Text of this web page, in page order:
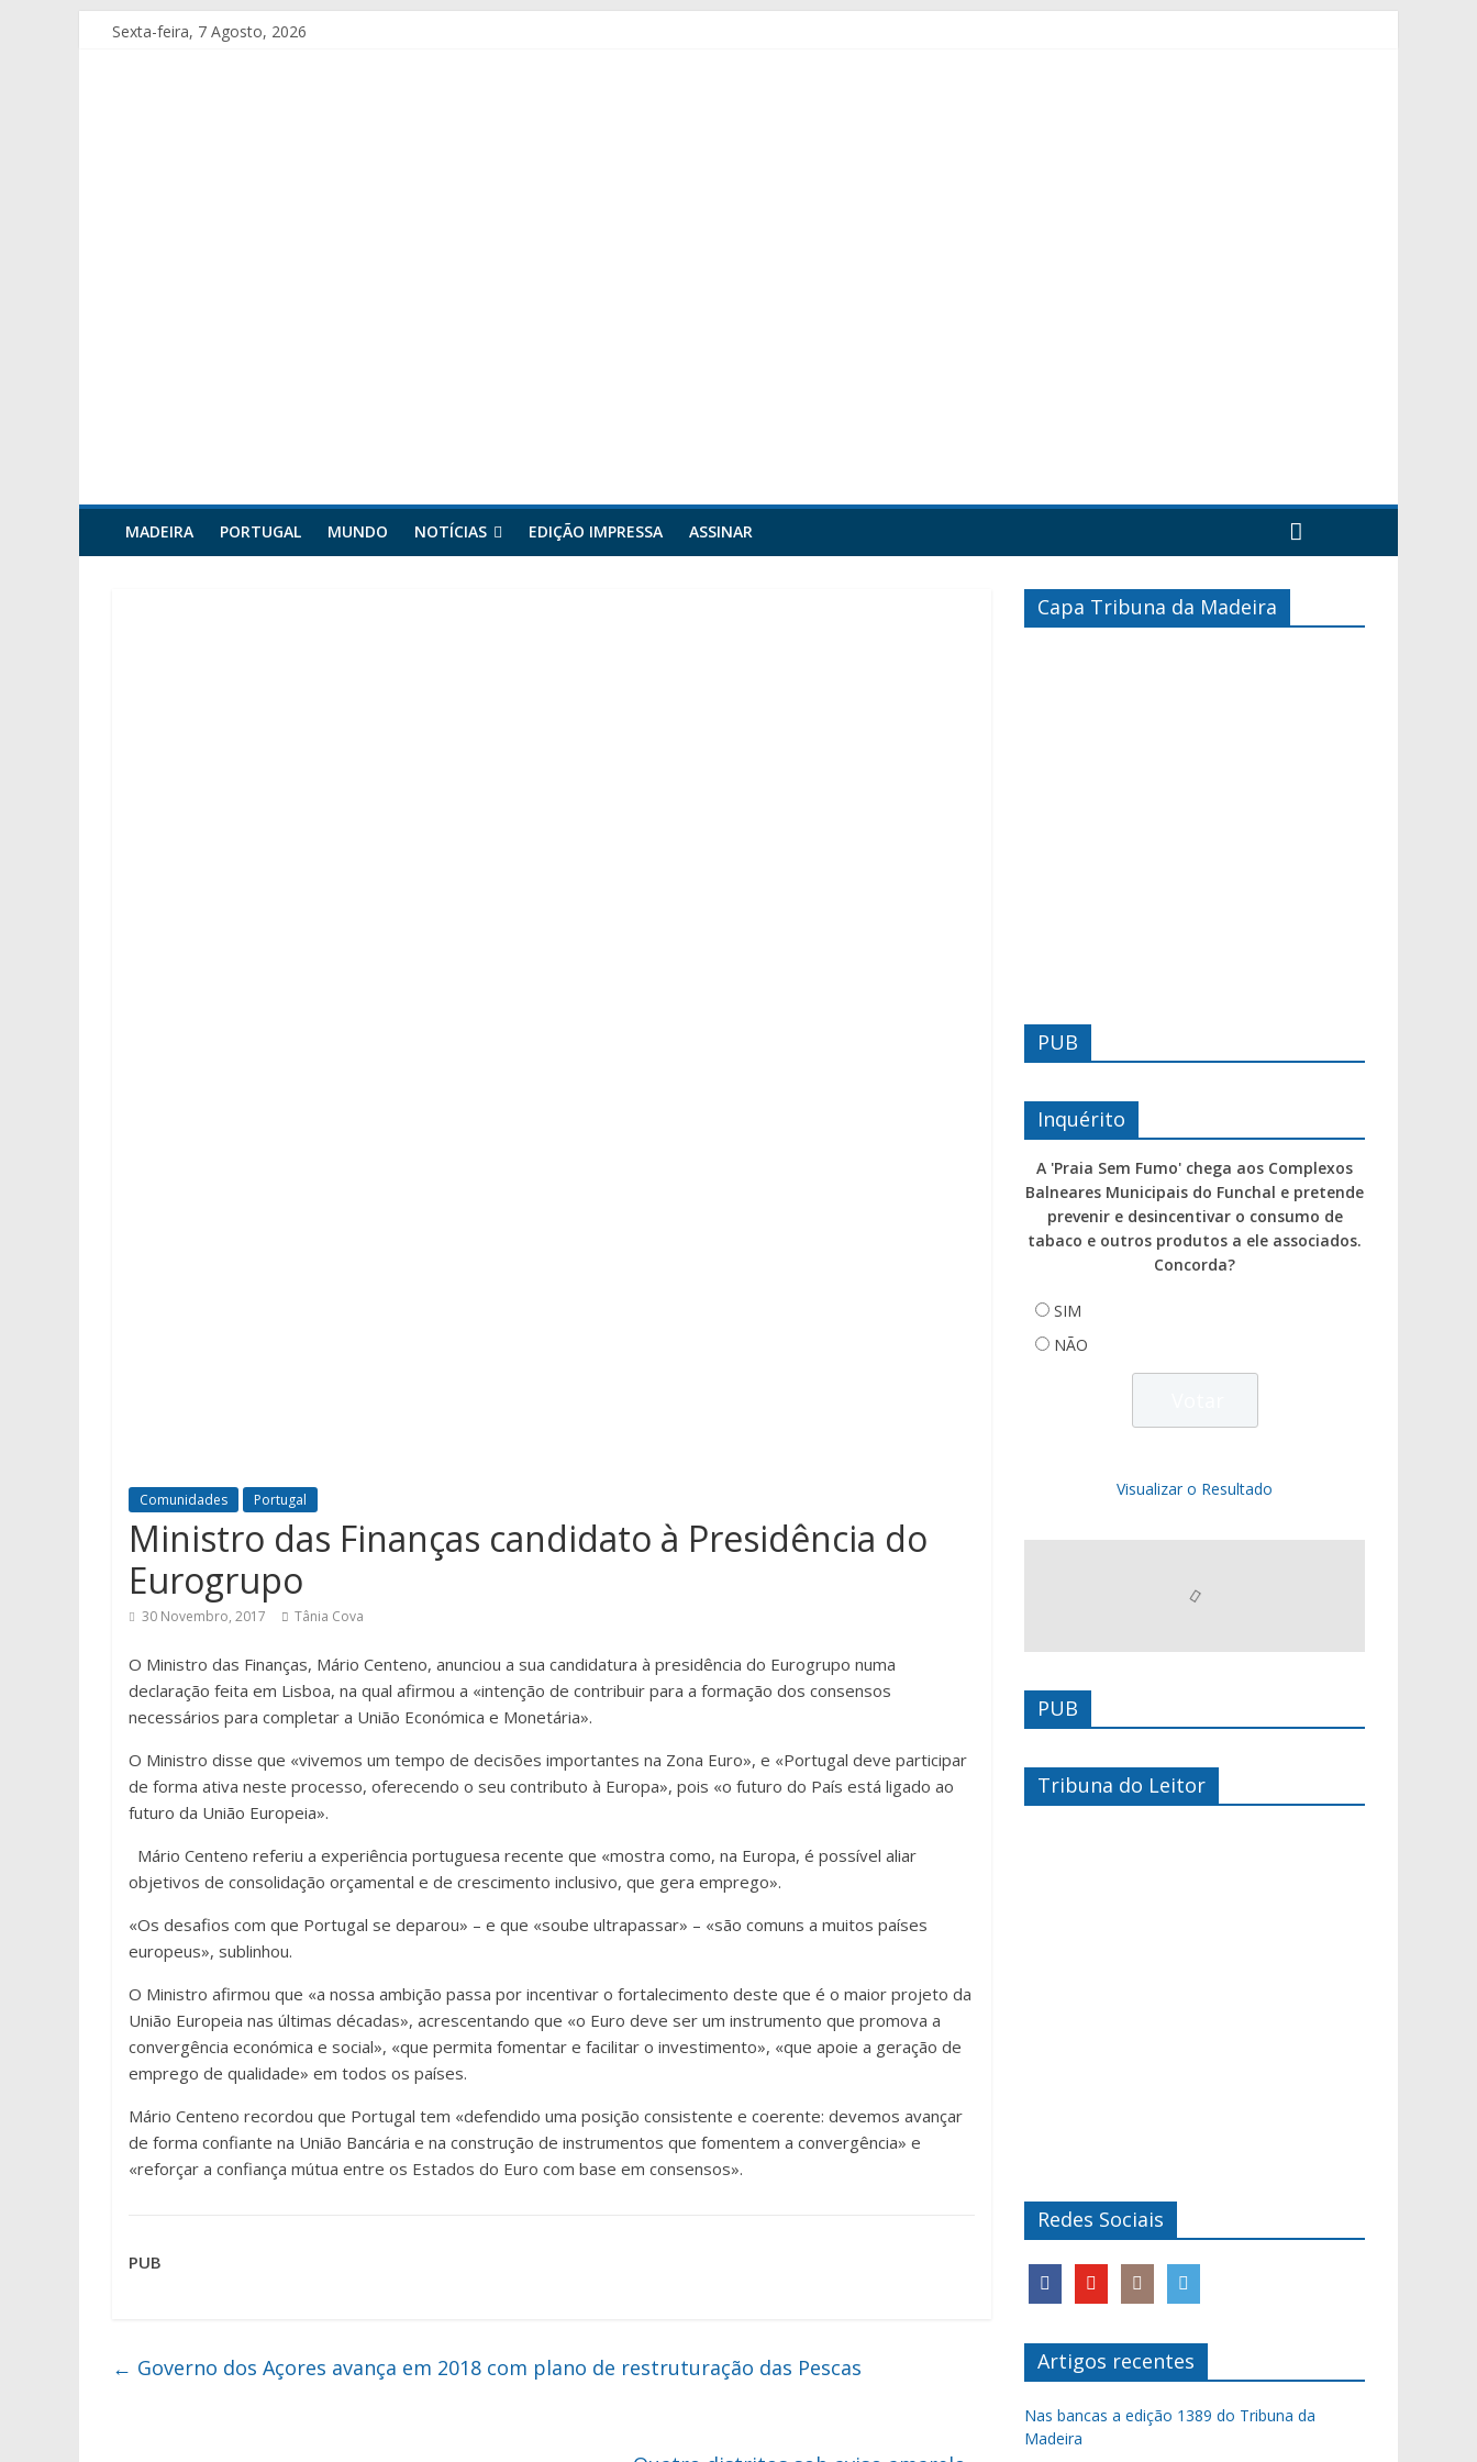
Sexta-feira, 7 Agosto, 2026
MADEIRA PORTUGAL MUNDO NOTÍCIAS EDIÇÃO IMPRESSA ASSINAR
Comunidades Portugal
Ministro das Finanças candidato à Presidência do
Eurogrupo
30 Novembro, 2017 Tânia Cova
O Ministro das Finanças, Mário Centeno, anunciou a sua candidatura à presidência do Eurogrupo numa
declaração feita em Lisboa, na qual afirmou a «intenção de contribuir para a formação dos consensos
necessários para completar a União Económica e Monetária».
O Ministro disse que «vivemos um tempo de decisões importantes na Zona Euro», e «Portugal deve participar
de forma ativa neste processo, oferecendo o seu contributo à Europa», pois «o futuro do País está ligado ao
futuro da União Europeia».
Mário Centeno referiu a experiência portuguesa recente que «mostra como, na Europa, é possível aliar
objetivos de consolidação orçamental e de crescimento inclusivo, que gera emprego».
«Os desafios com que Portugal se deparou» – e que «soube ultrapassar» – «são comuns a muitos países
europeus», sublinhou.
O Ministro afirmou que «a nossa ambição passa por incentivar o fortalecimento deste que é o maior projeto da
União Europeia nas últimas décadas», acrescentando que «o Euro deve ser um instrumento que promova a
convergência económica e social», «que permita fomentar e facilitar o investimento», «que apoie a geração de
emprego de qualidade» em todos os países.
Mário Centeno recordou que Portugal tem «defendido uma posição consistente e coerente: devemos avançar
de forma confiante na União Bancária e na construção de instrumentos que fomentem a convergência» e
«reforçar a confiança mútua entre os Estados do Euro com base em consensos».
PUB
← Governo dos Açores avança em 2018 com plano de restruturação das Pescas
Capa Tribuna da Madeira
PUB
Inquérito
A 'Praia Sem Fumo' chega aos Complexos
Balneares Municipais do Funchal e pretende
prevenir e desincentivar o consumo de
tabaco e outros produtos a ele associados.
Concorda?
SIM
NÃO
Visualizar o Resultado
PUB
Tribuna do Leitor
Redes Sociais
Artigos recentes
Nas bancas a edição 1389 do Tribuna da
Madeira